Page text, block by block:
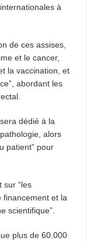
à
de ces assises,
et le cancer,
la vaccination, et
abordant les
dédié à la
alors
patient” pour
sur “les
financement et la
scientifique”.
plus de 60.000